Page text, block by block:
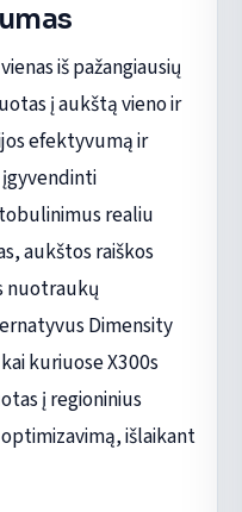
iš pažangiausių
į aukštą vieno ir
efektyvumą ir
įgyvendinti
realiu
aukštos raiškos
nuotraukų
Dimensity
kuriuose X300s
į regioninius
išlaikant